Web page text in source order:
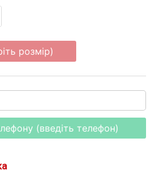
розмір)
(введіть телефон)